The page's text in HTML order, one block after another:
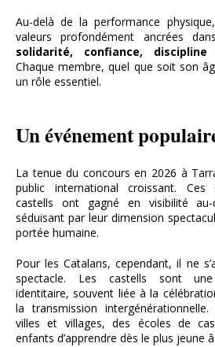
Au-delà de la performance
valeurs profondément ancrées
solidarité, confiance,
Chaque membre, quel que soit son
un rôle essentiel.
Un événement
La tenue du concours en 2026 à
public international croissant. Ces
castells ont gagné en visibilité
séduisant par leur dimension
portée humaine.
Pour les Catalans, cependant, il ne
spectacle. Les castells sont une
identitaire, souvent liée à la
la transmission
villes et villages, des écoles de
enfants d’apprendre dès le plus jeune